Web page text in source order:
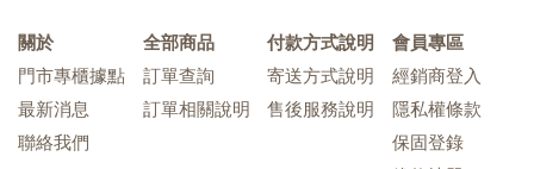
關於
門市專櫃據點
最新消息
聯絡我們
全部商品
訂單查詢
訂單相關說明
付款方式說明
寄送方式說明
售後服務說明
會員專區
經銷商登入
隱私權條款
保固登錄